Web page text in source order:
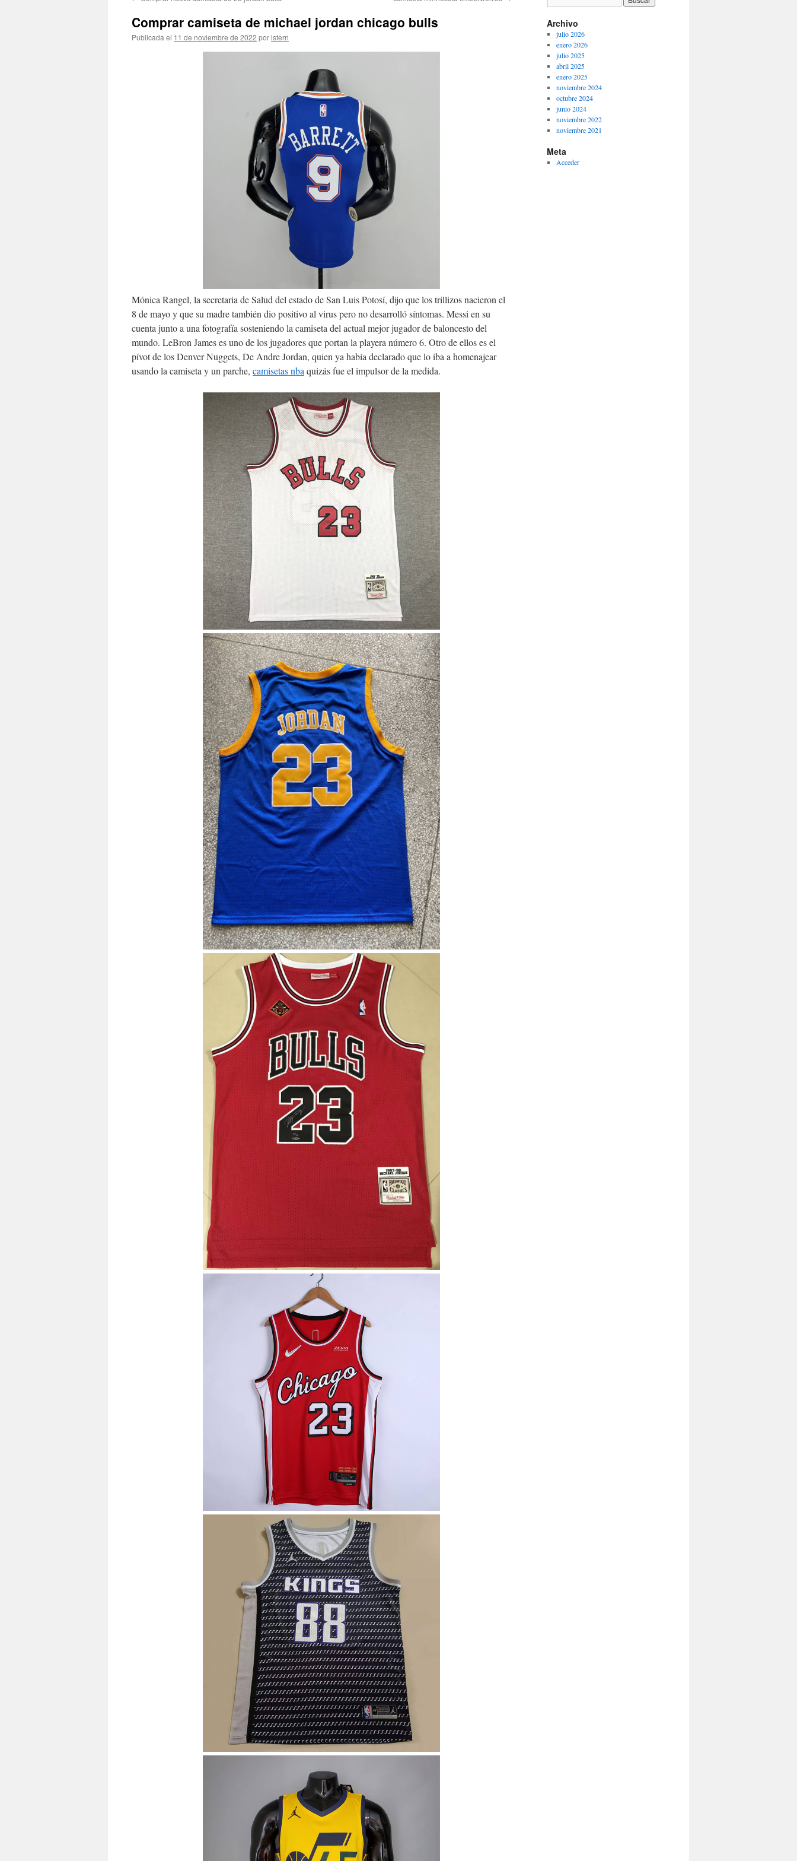
contenido
Comprar camiseta de michael jordan chicago bulls
Publicada el 11 de noviembre de 2022 poristern
Mónica Rangel, la secretaria de Salud del estado de San Luis Potosí, dijo que los trillizos nacieron el
8 de mayo y que su madre también dio positivo al virus pero no desarrolló síntomas. Messi en su
cuenta junto a una fotografía sosteniendo la camiseta del actual mejor jugador de baloncesto del
mundo. LeBron James es uno de los jugadores que portan la playera número 6. Otro de ellos es el
pívot de los Denver Nuggets, De Andre Jordan, quien ya había declarado que lo iba a homenajear
usando la camiseta y un parche, camisetas nba quizás fue el impulsor de la medida.
Archivo
julio 2026
enero 2026
julio 2025
abril 2025
enero 2025
noviembre 2024
octubre 2024
junio 2024
noviembre 2022
noviembre 2021
Meta
Acceder